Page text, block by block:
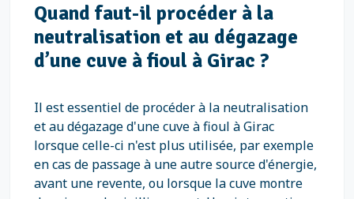
Quand faut-il procéder à la
neutralisation et au dégazage
d’une cuve à fioul à Girac ?
Il est essentiel de procéder à la neutralisation
et au dégazage d'une cuve à fioul à Girac
lorsque celle-ci n'est plus utilisée, par exemple
en cas de passage à une autre source d'énergie,
avant une revente, ou lorsque la cuve montre